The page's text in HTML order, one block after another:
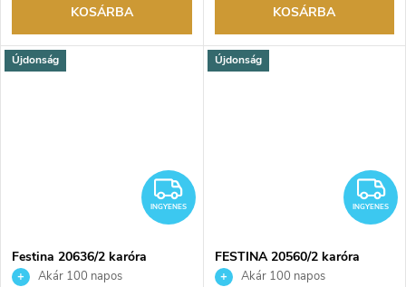
KOSÁRBA KOSÁRBA
Újdonság
INGYENES
INGYENES
Festina 20636/2 karóra
Akár 100 napos
Újdonság
INGYENES
FESTINA 20560/2 karóra
Akár 100 napos